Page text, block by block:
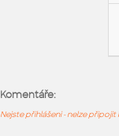
Komentáře:
Nejste přihlášeni - nelze